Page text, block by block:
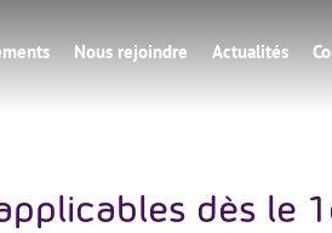
Nous rejoindre Actualités
dès le